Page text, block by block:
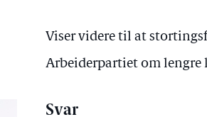
Viser videre til at
Arbeiderpartiet om
Svar